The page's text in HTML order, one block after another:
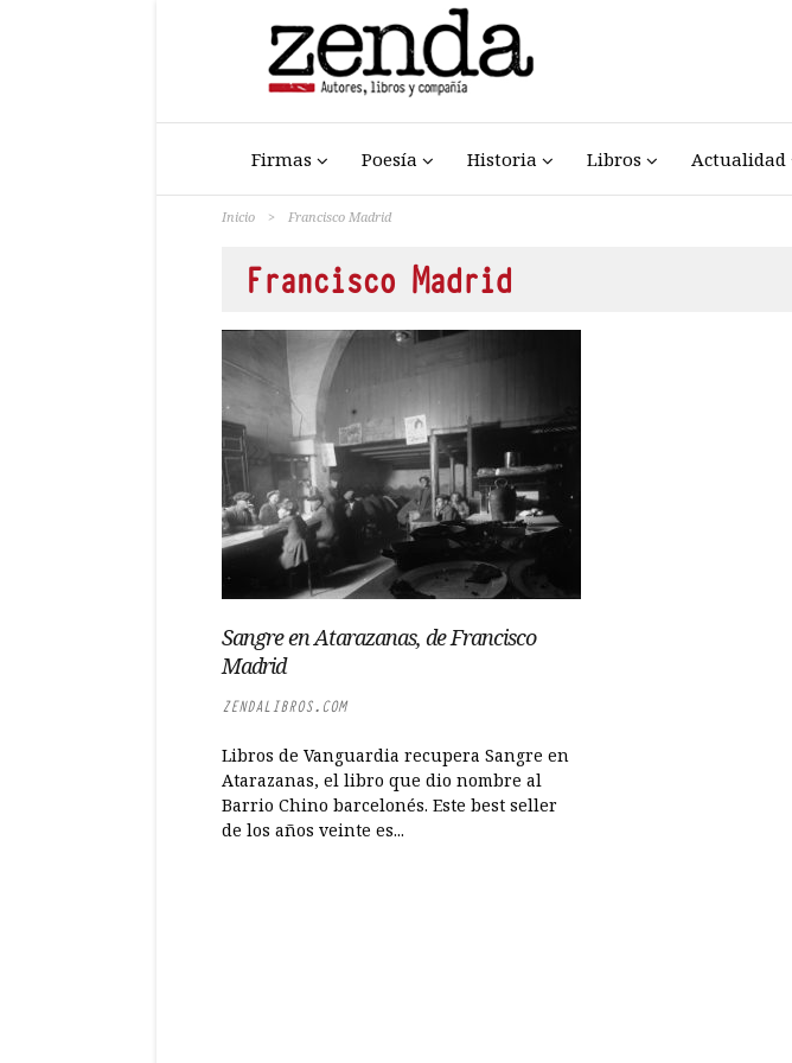
Firmas Poesía Historia Libros Actualidad
Inicio > Francisco Madrid
Francisco Madrid
Sangre en Atarazanas, de Francisco
Madrid
ZENDALIBROS.COM
Libros de Vanguardia recupera Sangre en
Atarazanas, el libro que dio nombre al
Barrio Chino barcelonés. Este best seller
de los años veinte es...